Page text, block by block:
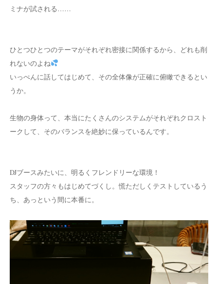
ミナが試される……
ひとつひとつのテーマがそれぞれ密接に関係するから、どれも削
れないのよね
いっぺんに話してはじめて、その全体像が正確に俯瞰できるとい
うか。
生物の身体って、本当にたくさんのシステムがそれぞれクロスト
ークして、そのバランスを絶妙に保っているんです。
DJブースみたいに、明るくフレンドリーな環境！
スタッフの方々もはじめてづくし。慌ただしくテストしているう
ち、あっという間に本番に。